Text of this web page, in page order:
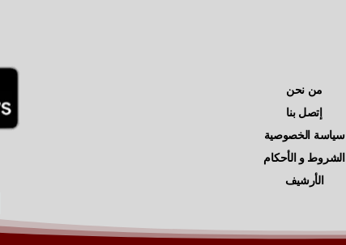
من نحن
إتصل بنا
سياسة الخصوصية
الشروط و الأحكام
الأرشيف